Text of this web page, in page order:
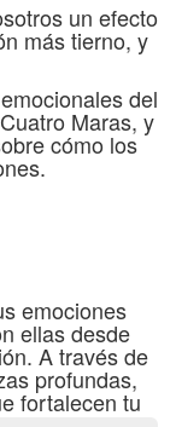
un efecto
más tierno, y
del
Maras, y
cómo los
emociones
ellas desde
A través de
profundas,
fortalecen tu